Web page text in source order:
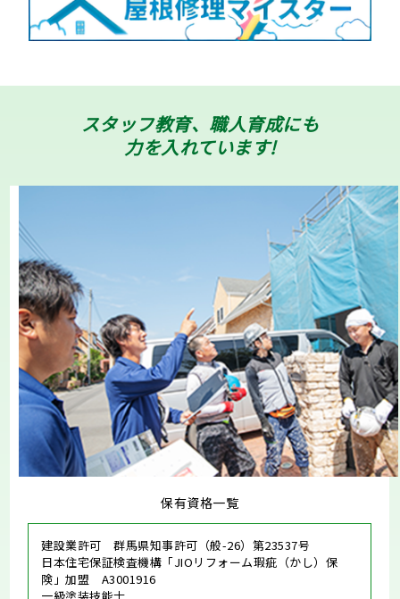
スタッフ教育、職人育成にも
力を入れています!
保有資格一覧
建設業許可 群馬県知事許可（般-26）第23537号
日本住宅保証検査機構「JIOリフォーム瑕疵（かし）保
険」加盟 A3001916